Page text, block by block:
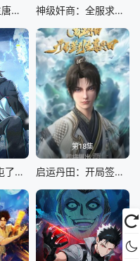
斗罗大陆5重生唐三 动态漫画 神级奸商：全服求我别薅了 动态漫画
寒冰末日：我屯了千亿物资 动态漫画 第一季
第18集
启运丹田：开局签到至尊丹田